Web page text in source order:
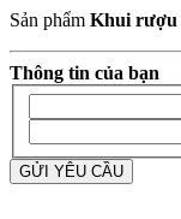
Sản phẩm Khui rượu
Thông tin của bạn
GỬI YÊU CẦU